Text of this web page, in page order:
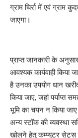
ग्राम चिर्रा में एवं ग्राम
जाएगा।
प्राप्त जानकारी के
आवश्यक कार्यवाही किया
है उनका उपयोग धान
किया जाए, जहां पर्याप्त
भूमि का चयन न किया
अन्य स्टॉक की व्यवस्था
खोलने हेतु कम्प्युटर सेट्स